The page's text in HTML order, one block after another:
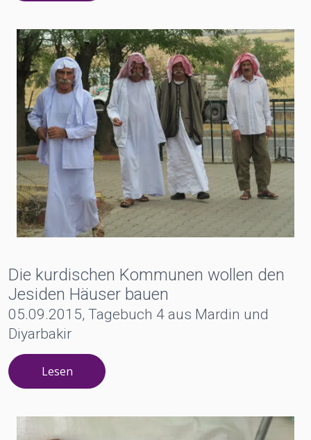
Die kurdischen Kommunen wollen den
Jesiden Häuser bauen
05.09.2015, Tagebuch 4 aus Mardin und
Diyarbakir
Lesen